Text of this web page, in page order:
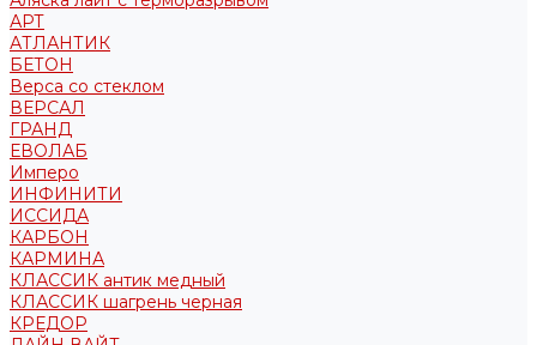
АРТ
АТЛАНТИК
БЕТОН
Верса со стеклом
ВЕРСАЛ
ГРАНД
ЕВОЛАБ
Имперо
ИНФИНИТИ
ИССИДА
КАРБОН
КАРМИНА
КЛАССИК антик медный
КЛАССИК шагрень черная
КРЕДОР